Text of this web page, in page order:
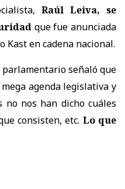
Raúl Leiva, se
que fue anunciada
Kast en cadena nacional.
parlamentario señaló que
agenda legislativa y
no nos han dicho cuáles
consisten, etc. Lo que